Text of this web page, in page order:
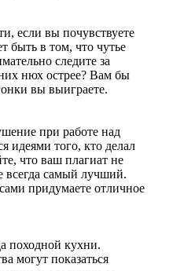
если вы почувствуете
быть в том, что чутье
следите за
нюх острее? Вам бы
вы выиграете.
при работе над
идеями того, кто делал
что ваш плагиат не
всегда самый лучший.
придумаете отличное
походной кухни.
могут показаться